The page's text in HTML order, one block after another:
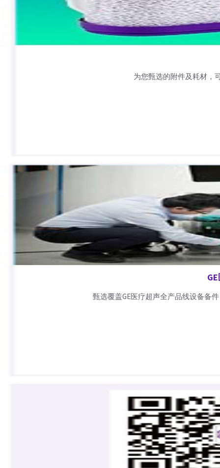
为您甄选的附件及耗材，
甄选覆盖GE医疗超声全产品线设备备